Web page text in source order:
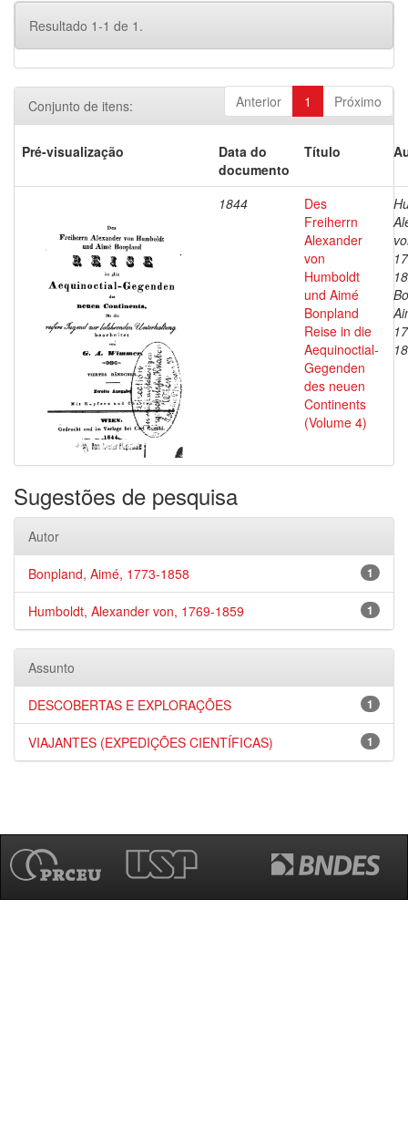
Resultado 1-1 de 1.
Anterior 1 Próximo
Conjunto de itens:
Pré-visualização
Data do
documento
Título
1844
Des
Freiherrn
Alexander
von
Humboldt
und Aimé
Bonpland
Reise in die
Aequinoctial-
Gegenden
des neuen
Continents
(Volume 4)
Sugestões de pesquisa
Autor
1
Bonpland, Aimé, 1773-1858
1
Humboldt, Alexander von, 1769-1859
Assunto
1
DESCOBERTAS E EXPLORAÇÕES
1
VIAJANTES (EXPEDIÇÕES CIENTÍFICAS)